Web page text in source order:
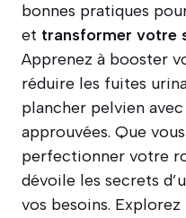
bonnes pratiques
et transformer votre
Apprenez à booster
réduire les fuites
plancher pelvien
approuvées. Que
perfectionner votre
dévoile les secrets
vos besoins.